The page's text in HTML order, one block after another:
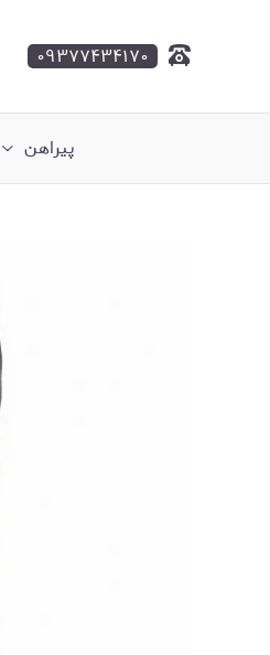
۰۹۳۷۷۴۳۴۱۷۰
پیراهن